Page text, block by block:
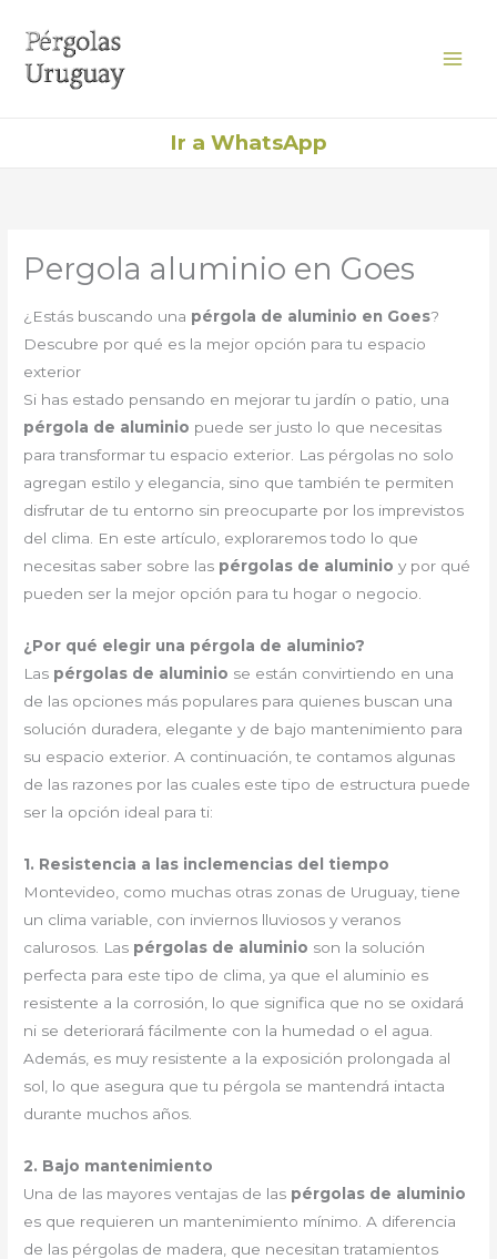
contenido
Ir a WhatsApp
Pergola aluminio en Goes
¿Estás buscando una pérgola de aluminio en Goes?
Descubre por qué es la mejor opción para tu espacio
exterior
Si has estado pensando en mejorar tu jardín o patio, una
pérgola de aluminio puede ser justo lo que necesitas
para transformar tu espacio exterior. Las pérgolas no solo
agregan estilo y elegancia, sino que también te permiten
disfrutar de tu entorno sin preocuparte por los imprevistos
del clima. En este artículo, exploraremos todo lo que
necesitas saber sobre las pérgolas de aluminio y por qué
pueden ser la mejor opción para tu hogar o negocio.
¿Por qué elegir una pérgola de aluminio?
Las pérgolas de aluminio se están convirtiendo en una
de las opciones más populares para quienes buscan una
solución duradera, elegante y de bajo mantenimiento para
su espacio exterior. A continuación, te contamos algunas
de las razones por las cuales este tipo de estructura puede
ser la opción ideal para ti:
1. Resistencia a las inclemencias del tiempo
Montevideo, como muchas otras zonas de Uruguay, tiene
un clima variable, con inviernos lluviosos y veranos
calurosos. Las pérgolas de aluminio son la solución
perfecta para este tipo de clima, ya que el aluminio es
resistente a la corrosión, lo que significa que no se oxidará
ni se deteriorará fácilmente con la humedad o el agua.
Además, es muy resistente a la exposición prolongada al
sol, lo que asegura que tu pérgola se mantendrá intacta
durante muchos años.
2. Bajo mantenimiento
Una de las mayores ventajas de las pérgolas de aluminio
es que requieren un mantenimiento mínimo. A diferencia
de las pérgolas de madera, que necesitan tratamientos